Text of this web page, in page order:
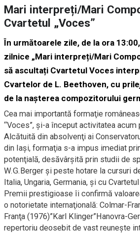
Mari interpreți/Mari
Cvartetul „Voces”
În următoarele zile, de la ora
zilnice „Mari interpreți/Mari
să ascultați Cvartetul Voces
Cvartelor de L. Beethoven, cu
de la naşterea compozitorului
Cea mai importantă formaţie
“Voces”, şi-a început activitatea acum
Alcătuită din absolvenţi ai
din Iaşi, formaţia s-a impus imediat
potenţială, desăvârşită prin studii de
W.G.Berger şi peste hotare la cursuri
Italia, Ungaria, Germania, şi cu
Premii prestigioase îi confirmă
o notorietate internaţională: Colmar-
Franţa (1976)”Karl Klinger”Hanovra-
repertoriu deosebit de vast reuneşte